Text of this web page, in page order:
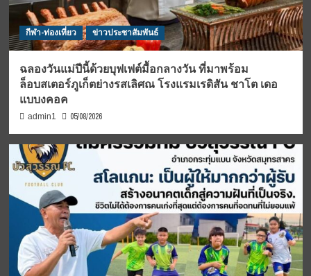
กีฬา-ท่องเที่ยว ข่าวประชาสัมพันธ์
ฉลองวันแม่ปีนี้ด้วยบุฟเฟต์มื้อกลางวัน ที่มาพร้อม
ล็อบสเตอร์ภูเก็ตย่างรสเลิศณ โรงแรมเรดิสัน ชาโต เดอ
แบบงคอค
admin1 05/08/2026